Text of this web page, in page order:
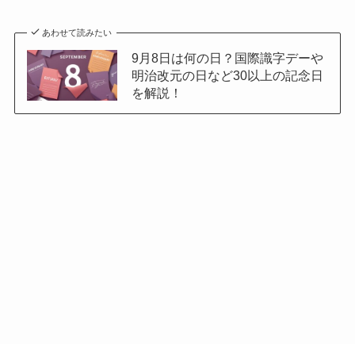
あわせて読みたい
9月8日は何の日？国際識字デーや
明治改元の日など30以上の記念日
を解説！